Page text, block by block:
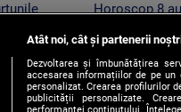
au
Horoscop 8
cu măsură
Atât noi, cât și partenerii
Dezvoltarea și îmbunătățirea
accesarea informațiilor de pe un
personalizat. Crearea profilurilor
publicității personalizate.